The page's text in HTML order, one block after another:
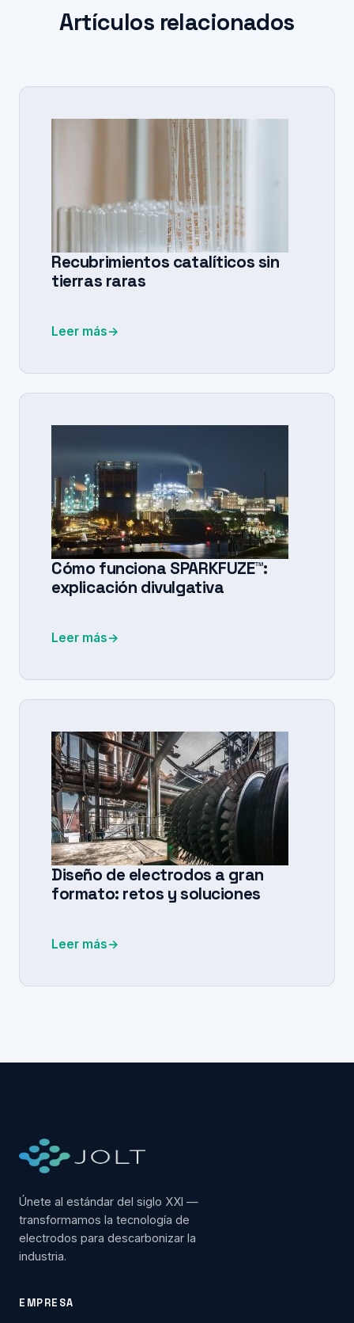
Artículos relacionados
Recubrimientos catalíticos sin
tierras raras
Leer más→
Cómo funciona SPARKFUZE™:
explicación divulgativa
Leer más→
Diseño de electrodos a gran
formato: retos y soluciones
Leer más→
Únete al estándar del siglo XXI —
transformamos la tecnología de
electrodos para descarbonizar la
industria.
EMPRESA